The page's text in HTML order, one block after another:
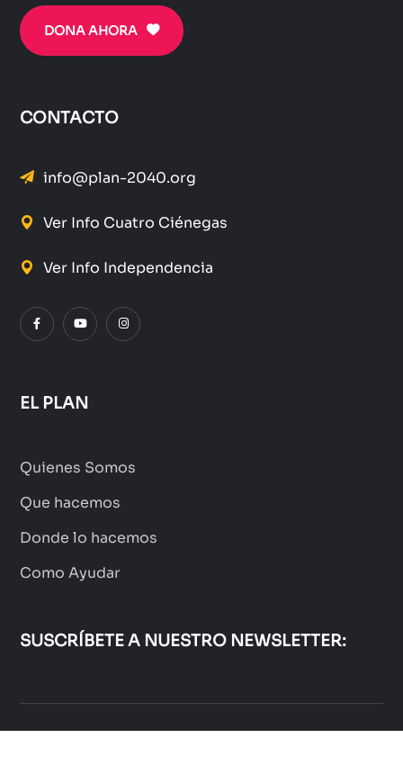
DONA AHORA
CONTACTO
info@plan-2040.org
Ver Info Cuatro Ciénegas
Ver Info Independencia
EL PLAN
Quienes Somos
Que hacemos
Donde lo hacemos
Como Ayudar
SUSCRÍBETE A NUESTRO NEWSLETTER:
Terminos y Condiciones